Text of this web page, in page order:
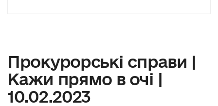
Прокурорські справи |
Кажи прямо в очі |
10.02.2023